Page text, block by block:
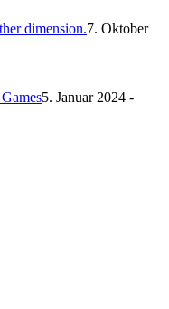
dimension.7. Oktober
5. Januar 2024 -